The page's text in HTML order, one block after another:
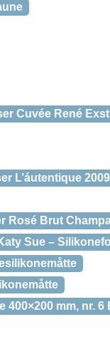
Cuvée René
L’áutentique 2009
Rosé Brut
Sue –
400×200 mm, nr. 6